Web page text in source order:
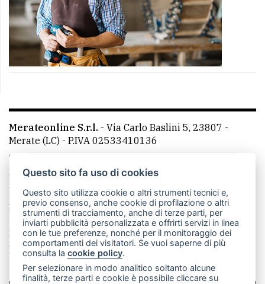
Merateonline S.r.l. - Via Carlo Baslini 5, 23807 -
Merate (LC) - P.IVA 02533410136
Telefono:
mail: redazione@merateonline.it
La redazione
CasateOnline LeccoOnline
RSS
Made by VIP
Privacy policy
Cookie policy
Rivedi le tue scelte sui cookie
Questo sito fa uso di cookies
Questo sito utilizza cookie o altri strumenti tecnici e,
previo consenso, anche cookie di profilazione o altri
strumenti di tracciamento, anche di terze parti, per
inviarti pubblicità personalizzata e offrirti servizi in linea
con le tue preferenze, nonché per il monitoraggio dei
comportamenti dei visitatori. Se vuoi saperne di più
consulta lacookie policy.
Per selezionare in modo analitico soltanto alcune
finalità, terze parti e cookie è possibile cliccare su